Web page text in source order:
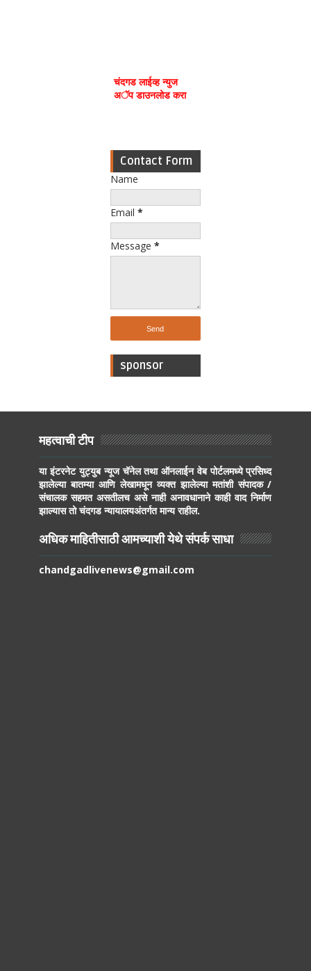
चंदगड लाईव्ह न्युज
अॅप डाउनलोड करा
Contact Form
Name
Email *
Message *
sponsor
महत्वाची टीप
या इंटरनेट युट्युब न्यूज चॅनेल तथा ऑनलाईन वेब पोर्टलमध्ये प्रसिध्द
झालेल्या बातम्या आणि लेखामधून व्यक्त झालेल्या मतांशी संपादक /
संचालक सहमत असतीलच असे नाही अनावधानाने काही वाद निर्माण
झाल्यास तो चंदगड न्यायालयअंतर्गत मान्य राहील.
अधिक माहितीसाठी आमच्याशी येथे संपर्क साधा
chandgadlivenews@gmail.com